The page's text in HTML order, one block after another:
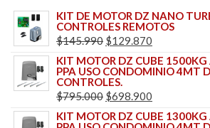
KIT DE MOTOR DZ NANO
CONTROLES REMOTOS
$145.990 EL
PRECIO
ORIGINAL
ERA:
$129.870
PRECIO
ACTUAL
KIT MOTOR DZ CUBE
PPA USO CONDOMINIO 4MT
CONTROLES.
$795.000 EL
PRECIO
$698.900
PRECIO
KIT MOTOR DZ CUBE